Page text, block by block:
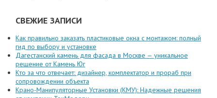
СВЕЖИЕ ЗАПИСИ
Как правильно заказать пластиковые окна с монтажом: полный
гид по выбору и установке
Дагестанский камень для фасада в Москве — уникальное
решение от Камень Юг
Кто за что отвечает: дизайнер, комплектатор и прораб при
сопровождении объекта
Крано-Манипуляторные Установки (КМУ): Надежные решения